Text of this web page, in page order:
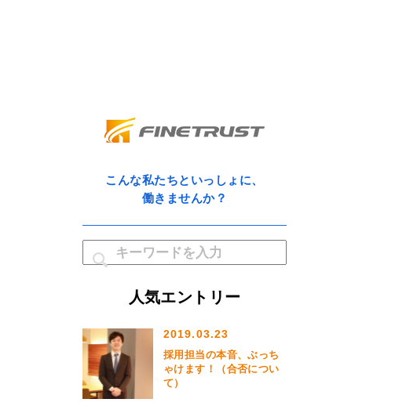
こんな私たちといっしょに、
働きませんか？
人気エントリー
2019.03.23
採用担当の本音、ぶっち
ゃけます！（合否につい
て）